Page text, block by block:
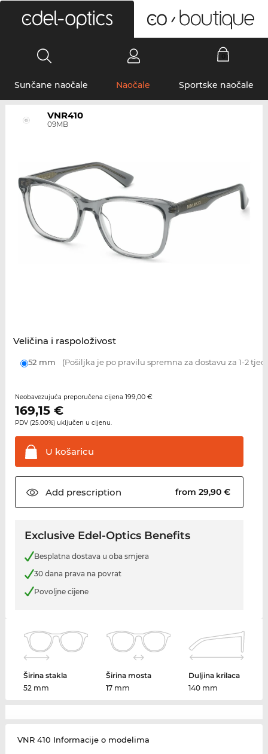
Sunčane naočale Naočale Sportske naočale
VNR410
09MB
Veličina i raspoloživost
52 mm (Pošiljka je po pravilu spremna za dostavu za 1-2
Neobavezujuća preporučena cijena 199,00 €
169,15€
PDV (25.00%) uključen u cijenu.
U košaricu
Add prescription from 29,90 €
Exclusive Edel-Optics Benefits
Besplatna dostava u oba smjera
30 dana prava na povrat
Povoljne cijene
Širina stakla
52 mm
Širina mosta
17 mm
Duljina krilaca
140 mm
VNR 410 Informacije o modelima